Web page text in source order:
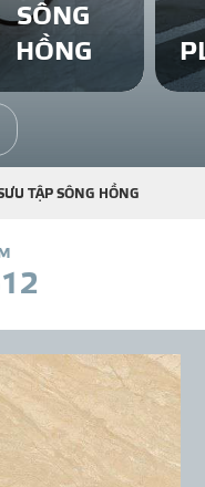
BÊ TÔNG KHÍ
NGÓI LỢP
THƯ
SÔNG
HỒNG
TẬP SÔNG HỒNG
12